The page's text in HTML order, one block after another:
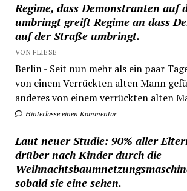
Regime, dass Demonstranten auf
umbringt greift Regime an dass
auf der Straße umbringt.
VON FLIESE
Berlin - Seit nun mehr als ein paar
von einem Verrückten alten Mann
anderes von einem verrückten alten
Hinterlasse einen Kommentar
Laut neuer Studie: 90% aller
drüber nach Kinder durch die
sobald sie eine sehen.